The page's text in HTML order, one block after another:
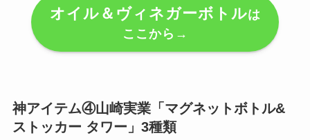
オイル＆ヴィネガーボトルは
ここから→
神アイテム④山崎実業「マグネットボトル&
ストッカー タワー」3種類